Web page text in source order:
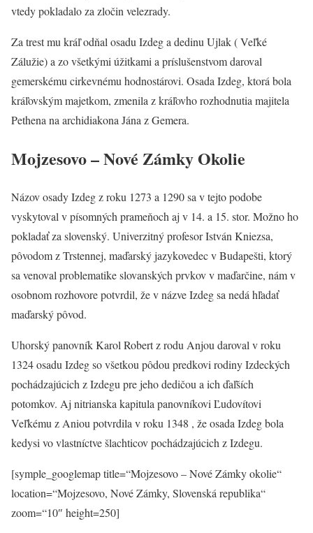
vtedy pokladalo za zločin velezrady.
Za trest mu kráľ odňal osadu Izdeg a dedinu Ujlak ( Veľké
Zálužie) a zo všetkými úžitkami a príslušenstvom daroval
gemerskému cirkevnému hodnostárovi. Osada Izdeg, ktorá bola
kráľovským majetkom, zmenila z kráľovho rozhodnutia majitela
Pethena na archidiakona Jána z Gemera.
Mojzesovo – Nové Zámky Okolie
Názov osady Izdeg z roku 1273 a 1290 sa v tejto podobe
vyskytoval v písomných prameňoch aj v 14. a 15. stor. Možno ho
pokladať za slovenský. Univerzitný profesor István Kniezsa,
pôvodom z Trstennej, maďarský jazykovedec v Budapešti, ktorý
sa venoval problematike slovanských prvkov v maďarčine, nám v
osobnom rozhovore potvrdil, že v názve Izdeg sa nedá hľadať
maďarský pôvod.
Uhorský panovník Karol Robert z rodu Anjou daroval v roku
1324 osadu Izdeg so všetkou pôdou predkovi rodiny Izdeckých
pochádzajúcich z Izdegu pre jeho dedičou a ich ďaľších
potomkov. Aj nitrianska kapitula panovníkovi Ľudovítovi
Veľkému z Aniou potvrdila v roku 1348 , že osada Izdeg bola
kedysi vo vlastníctve šlachticov pochádzajúcich z Izdegu.
[symple_googlemap title=“Mojzesovo – Nové Zámky okolie“
location=“Mojzesovo, Nové Zámky, Slovenská republika“
zoom=“10″ height=250]